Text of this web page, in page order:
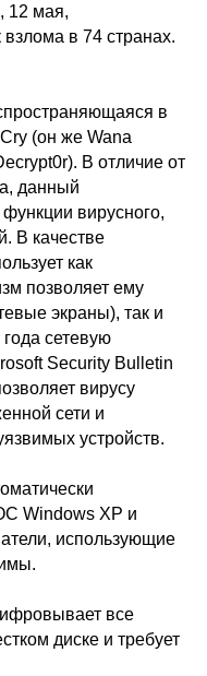
12 мая,
в 74 странах.
в
(он же Wana
В отличие от
данный
вирусного,
В качестве
как
позволяет ему
экраны), так и
сетевую
Security Bulletin
вирусу
сети и
устройств.
Windows XP и
использующие
все
диске и требует